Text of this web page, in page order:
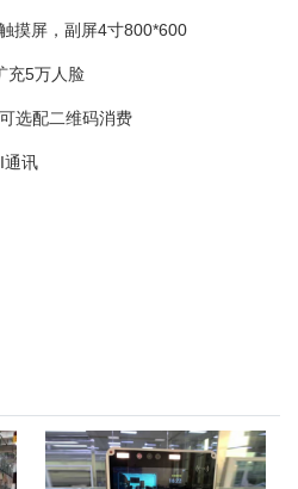
摸屏，副屏4寸800*600
充5万人脸
选配二维码消费
通讯